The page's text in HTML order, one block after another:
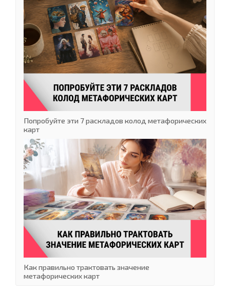
Попробуйте эти 7 раскладов колод метафорических
карт
Как правильно трактовать значение
метафорических карт